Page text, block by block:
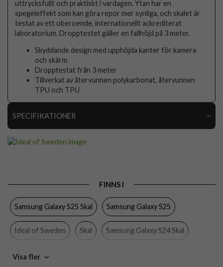
uttrycksfullt och praktiskt i vardagen. Ytan har en
spegeleffekt som kan göra repor mer synliga, och skalet är
testat av ett oberoende, internationellt ackrediterat
laboratorium. Dropptestet gäller en fallhöjd på 3 meter.
Skyddande design med upphöjda kanter för kamera
och skärm
Dropptestat från 3 meter
Tillverkat av återvunnen polykarbonat, återvunnen
TPU och TPU
SPECIFIKATIONER
Trådlös laddning-kompatibel
Färg
Hårdplast (PC), Mjukplast (TPU)
Tillverkarens art nr
FINNS I
Samsung Galaxy S25 Skal Samsung Galaxy S25
Ideal of Sweden Skal Samsung Galaxy S24 Skal
Samsung Galaxy S24
Visa fler